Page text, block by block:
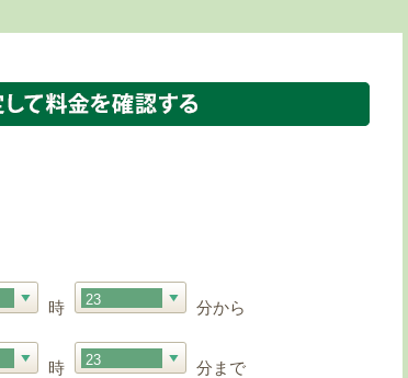
時 23 分から
時 23 分まで